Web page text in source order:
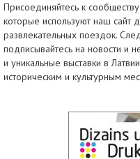
Присоединяйтесь к
которые используют наш сайт
развлекательных поездок.
подписывайтесь на новости и
и уникальные выставки в
историческим и культурным